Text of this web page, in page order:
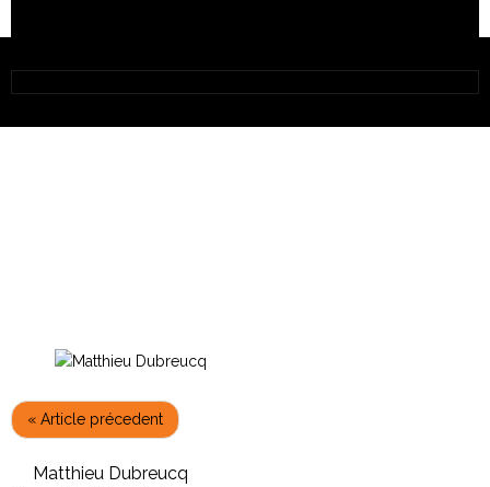
« Article précedent
Matthieu Dubreucq